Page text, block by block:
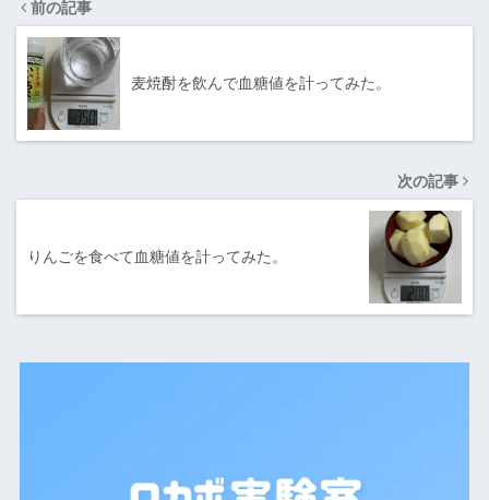
前の記事
麦焼酎を飲んで血糖値を計ってみた。
次の記事
りんごを食べて血糖値を計ってみた。